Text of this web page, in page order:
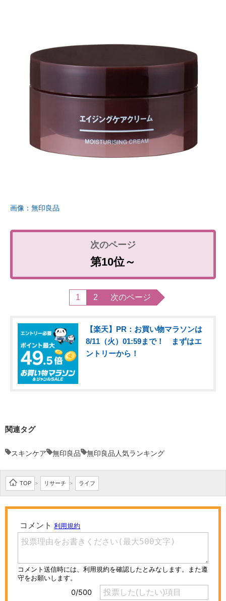
画像：無印良品
第10位～
1 2 次のページ
【楽天】PR：お買い物マラソンは
8/11（火）01:59まで！ まずはエ
ントリーから！
関連タグ
スキンケア 無印良品 無印良品人気ランキング
TOP > リサーチ > ライフ